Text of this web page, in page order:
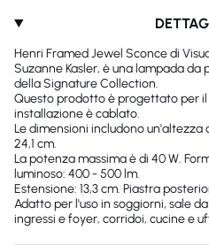
Henri Framed Jewel Sconce di
Suzanne Kasler, è una lampada
della Signature Collection.
Questo prodotto è progettato per
installazione è cablato.
Le dimensioni includono un'altezza
24,1 cm.
La potenza massima è di 40 W.
luminoso: 400 - 500 lm.
Estensione: 13,3 cm. Piastra
Adatto per l'uso in soggiorni, sale
ingressi e foyer, corridoi, cucine e